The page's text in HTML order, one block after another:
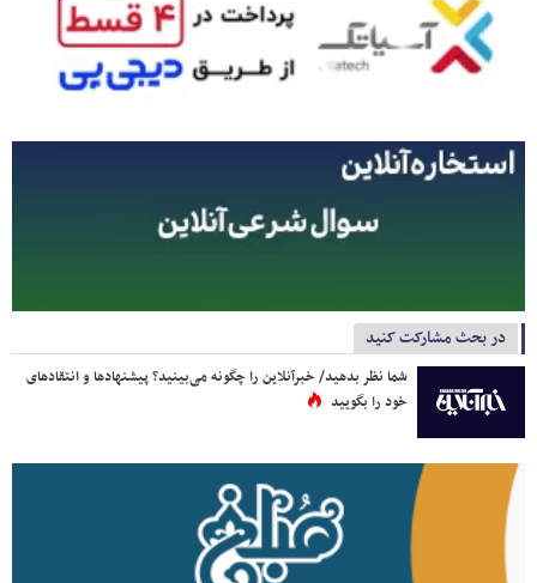
در بحث مشارکت کنید
شما نظر بدهید/ خبرآنلاین را چگونه می‌بینید؟ پیشنهادها و انتقادهای
خود را بگویید